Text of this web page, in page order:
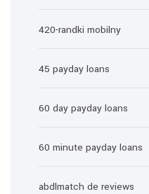
420-randki mobilny
45 payday loans
60 day payday loans
60 minute payday loans
abdlmatch de reviews